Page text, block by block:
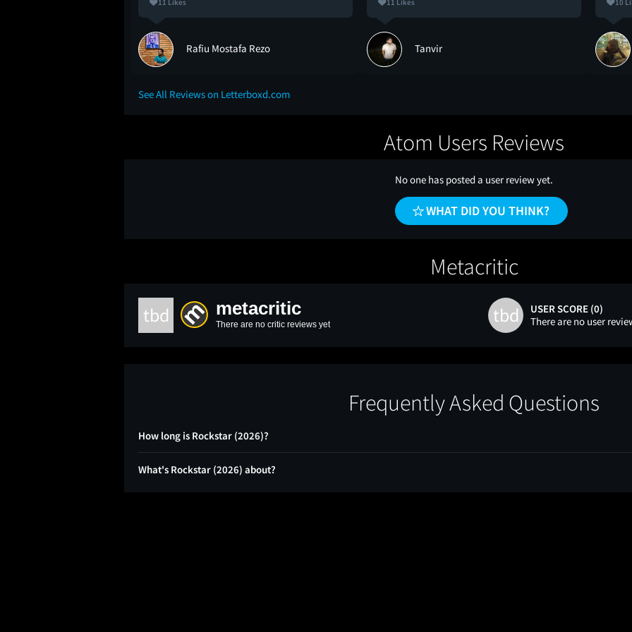
11 Likes
Rafiu Mostafa Rezo
11 Likes
Tanvir
10
See All Reviews on Letterboxd.com
Atom Users Reviews
No one has posted a user review yet.
WHAT DID YOU THINK?
Metacritic
tbd metacritic
There are no critic reviews yet tbd
USER SCORE (0)
There are no user
Frequently Asked Questions
How long is Rockstar (2026)?
What's Rockstar (2026) about?